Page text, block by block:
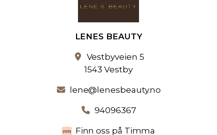
LENES BEAUTY
Vestbyveien 5
1543 Vestby
lene@lenesbeauty.no
94096367
Finn oss på Timma